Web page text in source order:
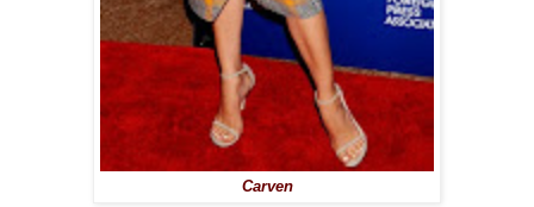
Carven